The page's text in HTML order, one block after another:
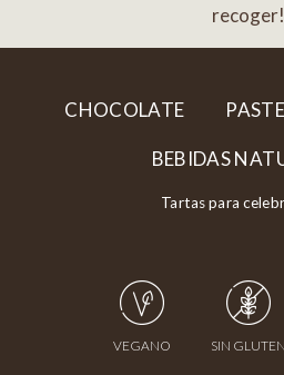
recoger!
CHOCOLATE
BEBIDAS
Tartas para
VEGANO SIN GLUTEN